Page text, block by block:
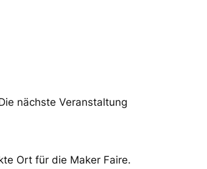
nächste Veranstaltung
Ort für die Maker Faire.